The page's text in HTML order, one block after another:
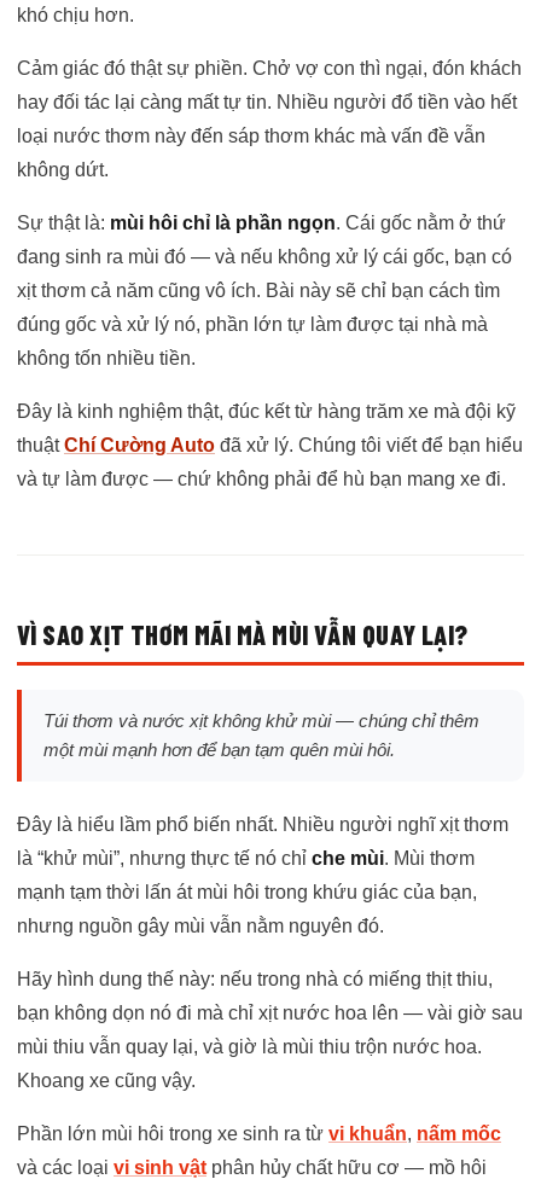
khó chịu hơn.
Cảm giác đó thật sự phiền. Chở vợ con thì ngại, đón khách
hay đối tác lại càng mất tự tin. Nhiều người đổ tiền vào hết
loại nước thơm này đến sáp thơm khác mà vấn đề vẫn
không dứt.
Sự thật là: mùi hôi chỉ là phần ngọn. Cái gốc nằm ở thứ
đang sinh ra mùi đó — và nếu không xử lý cái gốc, bạn có
xịt thơm cả năm cũng vô ích. Bài này sẽ chỉ bạn cách tìm
đúng gốc và xử lý nó, phần lớn tự làm được tại nhà mà
không tốn nhiều tiền.
Đây là kinh nghiệm thật, đúc kết từ hàng trăm xe mà đội kỹ
thuậtChí Cường Auto đã xử lý. Chúng tôi viết để bạn hiểu
và tự làm được — chứ không phải để hù bạn mang xe đi.
VÌ SAO XỊT THƠM MÃI MÀ MÙI VẪN QUAY LẠI?
Túi thơm và nước xịt không khử mùi — chúng chỉ thêm
một mùi mạnh hơn để bạn tạm quên mùi hôi.
Đây là hiểu lầm phổ biến nhất. Nhiều người nghĩ xịt thơm
là “khử mùi”, nhưng thực tế nó chỉ che mùi. Mùi thơm
mạnh tạm thời lấn át mùi hôi trong khứu giác của bạn,
nhưng nguồn gây mùi vẫn nằm nguyên đó.
Hãy hình dung thế này: nếu trong nhà có miếng thịt thiu,
bạn không dọn nó đi mà chỉ xịt nước hoa lên — vài giờ sau
mùi thiu vẫn quay lại, và giờ là mùi thiu trộn nước hoa.
Khoang xe cũng vậy.
Phần lớn mùi hôi trong xe sinh ra từ vi khuẩn, nấm mốc
và các loại vi sinh vật phân hủy chất hữu cơ — mồ hôi